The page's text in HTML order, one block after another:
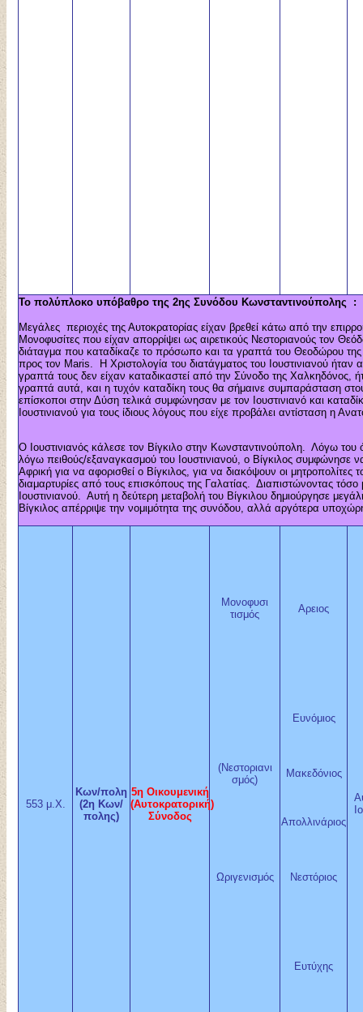
Το πολύπλοκο υπόβαθρο της 2ης Συνόδου Κωνσταντινούπολης
Μεγάλες περιοχές της Αυτοκρατορίας είχαν βρεθεί κάτω από την
Μονοφυσίτες που είχαν απορρίψει ως αιρετικούς Νεστοριανούς τον
διάταγμα που καταδίκαζε το πρόσωπο και τα γραπτά του Θεοδώρου
προς τον Maris. Η Χριστολογία του διατάγματος του Ιουστινιανού
γραπτά τους δεν είχαν καταδικαστεί από την Σύνοδο της Χαλκηδόνος,
γραπτά αυτά, και η τυχόν καταδίκη τους θα σήμαινε συμπαράσταση
επίσκοποι στην Δύση τελικά συμφώνησαν με τον Ιουστινιανό και
Ιουστινιανού για τους ίδιους λόγους που είχε προβάλει αντίσταση η
Ο Ιουστινιανός κάλεσε τον Βίγκιλο στην Κωνσταντινούπολη. Λόγω του
λόγω πειθούς/εξαναγκασμού του Ιουστινιανού, ο Βίγκιλος συμφώνησε
Αφρική για να αφορισθεί ο Βίγκιλος, για να διακόψουν οι
διαμαρτυρίες από τους επισκόπους της Γαλατίας. Διαπιστώνοντας
Ιουστινιανού. Αυτή η δεύτερη μεταβολή του Βίγκιλου δημιούργησε
Βίγκιλος απέρριψε την νομιμότητα της συνόδου, αλλά αργότερα
553 μ.Χ.
Κων/πολη
(2η Κων/
πολης)
5η Οικουμενική
(Αυτοκρατορική)
Σύνοδος
Μονοφυσι
τισμός
Αρειος
Ευνόμιος
(Νεστοριανι
σμός)
Μακεδόνιος
Απολλινάριος
Ωριγενισμός Νεστόριος
Ευτύχης